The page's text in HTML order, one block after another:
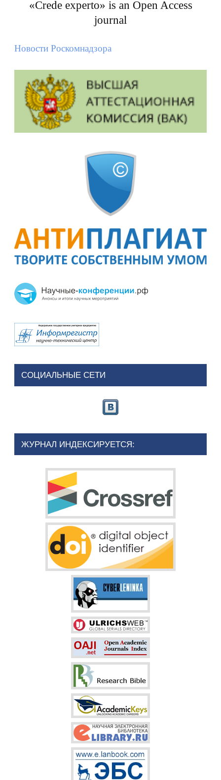
«Crede experto» is an Open Access
journal
Новости Роскомнадзора
СОЦИАЛЬНЫЕ СЕТИ
ЖУРНАЛ ИНДЕКСИРУЕТСЯ: